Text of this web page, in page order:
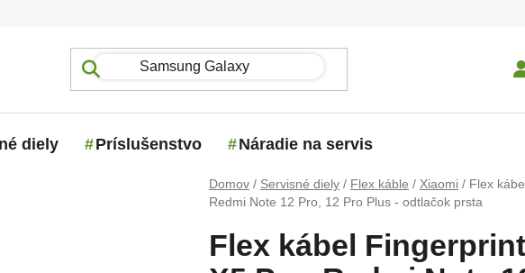
diely Príslušenstvo Náradie na servis
Domov / Servisné diely / Flex káble / Xiaomi / Flex
Redmi Note 12 Pro, 12 Pro Plus - odtlačok prsta
Flex kábel